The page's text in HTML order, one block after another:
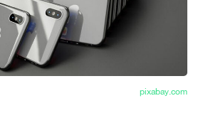
pixabay.com